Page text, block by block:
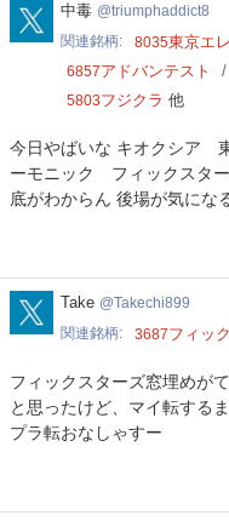
triumphaddict8
中毒 triumphaddict8
関連銘柄
8035東京エ
6857アドバンテスト
5803フジクラ 他
今日やばいな キオクシア
ーモニック フィックスタ
底がわからん 後場が気にな
Takechi899
Take Takechi899
関連銘柄
3687フィッ
フィックスターズ窓埋めが
と思ったけど、マイ転する
プラ転おなしゃすー